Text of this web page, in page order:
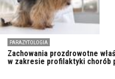
PARAZYTOLOGIA
Zachowania prozdrowotne
w zakresie profilaktyki chorób